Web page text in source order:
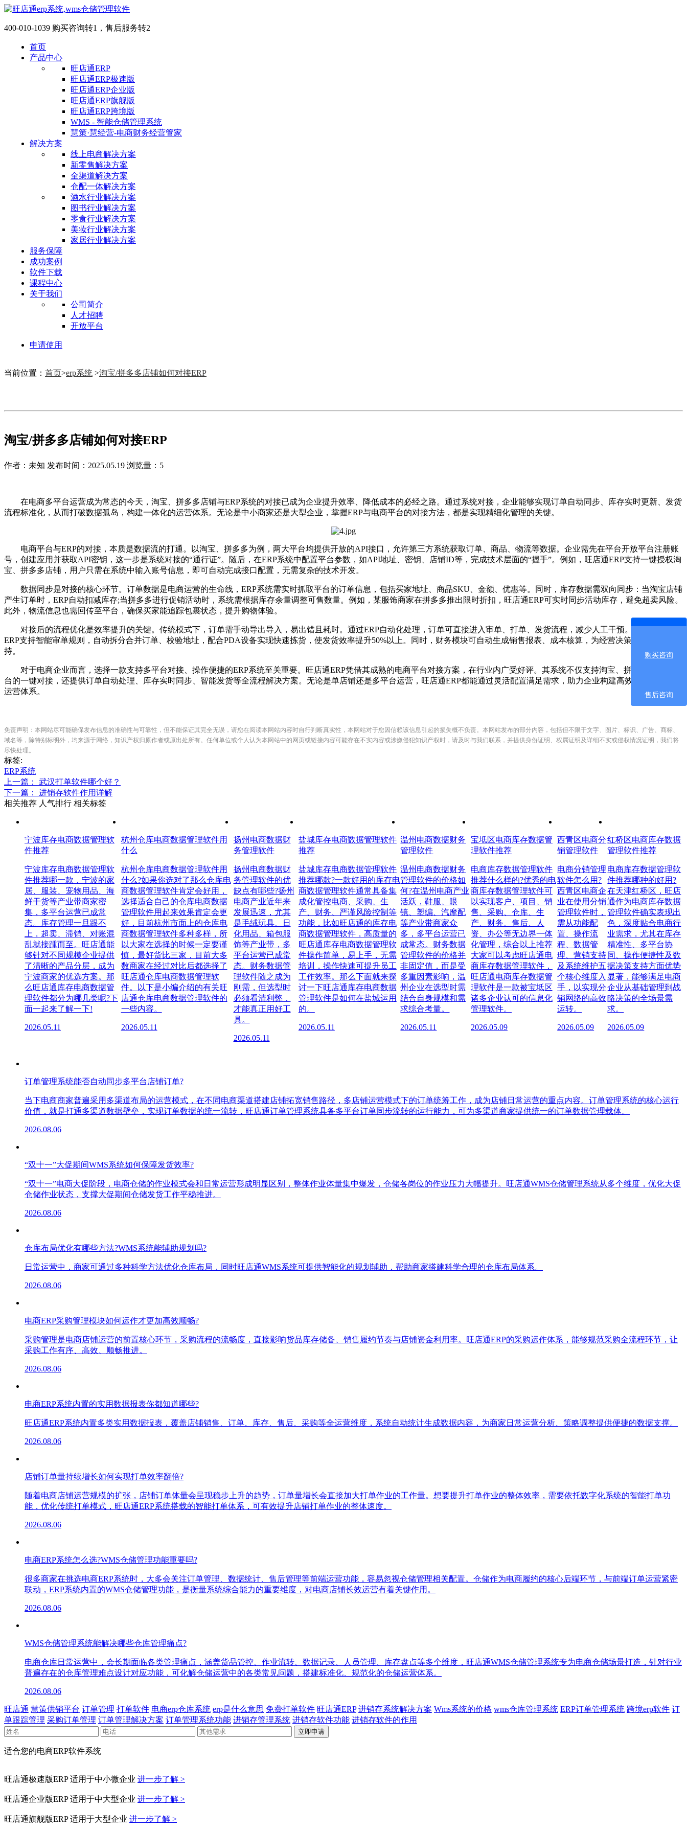
400-010-1039 购买咨询转1，售后服务转2
首页
产品中心
旺店通ERP
旺店通ERP极速版
旺店通ERP企业版
旺店通ERP旗舰版
旺店通ERP跨境版
WMS - 智能仓储管理系统
慧策·慧经营-电商财务经营管家
解决方案
线上电商解决方案
新零售解决方案
全渠道解决方案
仓配一体解决方案
酒水行业解决方案
图书行业解决方案
零食行业解决方案
美妆行业解决方案
家居行业解决方案
服务保障
成功案例
软件下载
课程中心
关于我们
公司简介
人才招聘
开放平台
申请使用
当前位置： 首页>erp系统 >淘宝/拼多多店铺如何对接ERP
淘宝/拼多多店铺如何对接ERP
作者：未知 发布时间：2025.05.19 浏览量：5
在电商多平台运营成为常态的今天，淘宝、拼多多店铺与ERP系统的对接已成为企业提升效率、降低成本的必经之路。通过系统对接，企业能够实现订单自动同步、库存实时更新、发货
流程标准化，从而打破数据孤岛，构建一体化的运营体系。无论是中小商家还是大型企业，掌握ERP与电商平台的对接方法，都是实现精细化管理的关键。
电商平台与ERP的对接，本质是数据流的打通。以淘宝、拼多多为例，两大平台均提供开放的API接口，允许第三方系统获取订单、商品、物流等数据。企业需先在平台开放平台注册账
号，创建应用并获取API密钥，这一步是系统对接的“通行证”。随后，在ERP系统中配置平台参数，如API地址、密钥、店铺ID等，完成技术层面的“握手”。例如，旺店通ERP支持一键授权淘
宝、拼多多店铺，用户只需在系统中输入账号信息，即可自动完成接口配置，无需复杂的技术开发。
数据同步是对接的核心环节。订单数据是电商运营的生命线，ERP系统需实时抓取平台的订单信息，包括买家地址、商品SKU、金额、优惠等。同时，库存数据需双向同步：当淘宝店铺
产生订单时，ERP自动扣减库存;当拼多多进行促销活动时，系统需根据库存余量调整可售数量。例如，某服饰商家在拼多多推出限时折扣，旺店通ERP可实时同步活动库存，避免超卖风险。
此外，物流信息也需回传至平台，确保买家能追踪包裹状态，提升购物体验。
对接后的流程优化是效率提升的关键。传统模式下，订单需手动导出导入，易出错且耗时。通过ERP自动化处理，订单可直接进入审单、打单、发货流程，减少人工干预。例如，旺店通
ERP支持智能审单规则，自动拆分合并订单、校验地址，配合PDA设备实现快速拣货，使发货效率提升50%以上。同时，财务模块可自动生成销售报表、成本核算，为经营决策提供数据支
持。
对于电商企业而言，选择一款支持多平台对接、操作便捷的ERP系统至关重要。旺店通ERP凭借其成熟的电商平台对接方案，在行业内广受好评。其系统不仅支持淘宝、拼多多等主流平
台的一键对接，还提供订单自动处理、库存实时同步、智能发货等全流程解决方案。无论是单店铺还是多平台运营，旺店通ERP都能通过灵活配置满足需求，助力企业构建高效、透明的电商
运营体系。
免责声明：本网站尽可能确保发布信息的准确性与可靠性，但不能保证其完全无误，请您在阅读本网站内容时自行判断真实性，本网站对于您因信赖该信息引起的损失概不负责。本网站发布的部分内容，包括但不限于文字、图片、标识、广告、商标、
域名等，除特别标明外，均来源于网络，知识产权归原作者或原出处所有。任何单位或个人认为本网站中的网页或链接内容可能存在不实内容或涉嫌侵犯知识产权时，请及时与我们联系，并提供身份证明、权属证明及详细不实或侵权情况证明，我们将
尽快处理。
标签:
ERP系统
上一篇： 武汉打单软件哪个好？
下一篇： 进销存软件作用详解
相关推荐 人气排行 相关标签
宁波库存电商数据管理软
件推荐
宁波库存电商数据管理软
件推荐哪一款，宁波的家
居、服装、宠物用品、海
鲜干货等产业带商家密
集，多平台运营已成常
态。库存管理一旦跟不
上，超卖、滞销、对账混
乱就接踵而至。旺店通能
够针对不同规模企业提供
了清晰的产品分层，成为
宁波商家的优选方案。那
么旺店通库存电商数据管
理软件都分为哪几类呢?下
面一起来了解一下!
2026.05.11
杭州仓库电商数据管理软件用
什么
杭州仓库电商数据管理软件用
什么?如果你选对了那么仓库电
商数据管理软件肯定会好用，
选择适合自己的仓库电商数据
管理软件用起来效果肯定会更
好，目前杭州市面上的仓库电
商数据管理软件多种多样，所
以大家在选择的时候一定要谨
慎，最好货比三家，目前大多
数商家在经过对比后都选择了
旺店通仓库电商数据管理软
件。以下是小编介绍的有关旺
店通仓库电商数据管理软件的
一些内容。
2026.05.11
扬州电商数据财
务管理软件
扬州电商数据财
务管理软件的优
缺点有哪些?扬州
电商产业近年来
发展迅速，尤其
是毛绒玩具、日
化用品、箱包服
饰等产业带，多
平台运营已成常
态。财务数据管
理软件随之成为
刚需，但选型时
必须看清利弊，
才能真正用好工
具。
2026.05.11
盐城库存电商数据管理软件
推荐
盐城库存电商数据管理软件
推荐哪款?一款好用的库存电
商数据管理软件通常具备集
成化管控电商、采购、生
产、财务、严谨风险控制等
功能，比如旺店通的库存电
商数据管理软件，高质量的
旺店通库存电商数据管理软
件操作简单，易上手，无需
培训，操作快速可提升员工
工作效率。那么下面就来探
讨一下旺店通库存电商数据
管理软件是如何在盐城运用
的。
2026.05.11
温州电商数据财务
管理软件
温州电商数据财务
管理软件的价格如
何?在温州电商产业
活跃，鞋服、眼
镜、塑编、汽摩配
等产业带商家众
多，多平台运营已
成常态。财务数据
管理软件的价格并
非固定值，而是受
多重因素影响，温
州企业在选型时需
结合自身规模和需
求综合考量。
2026.05.11
宝坻区电商库存数据管
理软件推荐
电商库存数据管理软件
推荐什么样的?优秀的电
商库存数据管理软件可
以实现客户、项目、销
售、采购、仓库、生
产、财务、售后、人
资、办公等无边界一体
化管理，综合以上推荐
大家可以考虑旺店通电
商库存数据管理软件，
旺店通电商库存数据管
理软件是一款被宝坻区
诸多企业认可的信息化
管理软件。
2026.05.09
西青区电商分
销管理软件
电商分销管理
软件怎么用?
西青区电商企
业在使用分销
管理软件时，
需从功能配
置、操作流
程、数据管
理、营销支持
及系统维护五
个核心维度入
手，以实现分
销网络的高效
运转。
2026.05.09
红桥区电商库存数据
管理软件推荐
电商库存数据管理软
件推荐哪种的好用?
在天津红桥区，旺店
通作为电商库存数据
管理软件确实表现出
色，深度贴合电商行
业需求，尤其在库存
精准性、多平台协
同、操作便捷性及数
据决策支持方面优势
显著，能够满足电商
企业从基础管理到战
略决策的全场景需
求。
2026.05.09
订单管理系统能否自动同步多平台店铺订单?
当下电商商家普遍采用多渠道布局的运营模式，在不同电商渠道搭建店铺拓宽销售路径，多店铺运营模式下的订单统筹工作，成为店铺日常运营的重点内容。订单管理系统的核心运行
价值，就是打通多渠道数据壁垒，实现订单数据的统一流转，旺店通订单管理系统具备多平台订单同步流转的运行能力，可为多渠道商家提供统一的订单数据管理载体。
2026.08.06
“双十一”大促期间WMS系统如何保障发货效率?
“双十一”电商大促阶段，电商仓储的作业模式会和日常运营形成明显区别，整体作业体量集中爆发，仓储各岗位的作业压力大幅提升。旺店通WMS仓储管理系统从多个维度，优化大促
仓储作业状态，支撑大促期间仓储发货工作平稳推进。
2026.08.06
仓库布局优化有哪些方法?WMS系统能辅助规划吗?
日常运营中，商家可通过多种科学方法优化仓库布局，同时旺店通WMS系统可提供智能化的规划辅助，帮助商家搭建科学合理的仓库布局体系。
2026.08.06
电商ERP采购管理模块如何运作才更加高效顺畅?
采购管理是电商店铺运营的前置核心环节，采购流程的流畅度，直接影响货品库存储备、销售履约节奏与店铺资金利用率。旺店通ERP的采购运作体系，能够规范采购全流程环节，让
采购工作有序、高效、顺畅推进。
2026.08.06
电商ERP系统内置的实用数据报表你都知道哪些?
旺店通ERP系统内置多类实用数据报表，覆盖店铺销售、订单、库存、售后、采购等全运营维度，系统自动统计生成数据内容，为商家日常运营分析、策略调整提供便捷的数据支撑。
2026.08.06
店铺订单量持续增长如何实现打单效率翻倍?
随着电商店铺运营规模的扩张，店铺订单体量会呈现稳步上升的趋势，订单量增长会直接加大打单作业的工作量。想要提升打单作业的整体效率，需要依托数字化系统的智能打单功
能，优化传统打单模式，旺店通ERP系统搭载的智能打单体系，可有效提升店铺打单作业的整体速度。
2026.08.06
电商ERP系统怎么选?WMS仓储管理功能重要吗?
很多商家在挑选电商ERP系统时，大多会关注订单管理、数据统计、售后管理等前端运营功能，容易忽视仓储管理相关配置。仓储作为电商履约的核心后端环节，与前端订单运营紧密
联动，ERP系统内置的WMS仓储管理功能，是衡量系统综合能力的重要维度，对电商店铺长效运营有着关键作用。
2026.08.06
WMS仓储管理系统能解决哪些仓库管理痛点?
电商仓库日常运营中，会长期面临各类管理痛点，涵盖货品管控、作业流转、数据记录、人员管理、库存盘点等多个维度，旺店通WMS仓储管理系统专为电商仓储场景打造，针对行业
普遍存在的仓库管理难点设计对应功能，可化解仓储运营中的各类常见问题，搭建标准化、规范化的仓储运营体系。
2026.08.06
旺店通 慧策供销平台 订单管理 打单软件 电商erp仓库系统 erp是什么意思 免费打单软件 旺店通ERP 进销存系统解决方案 Wms系统的价格 wms仓库管理系统 ERP订单管理系统 跨境erp软件 订
单跟踪管理 采购订单管理 订单管理解决方案 订单管理系统功能 进销存管理系统 进销存软件功能 进销存软件的作用
立即申请
适合您的电商ERP软件系统
旺店通极速版ERP 适用于中小微企业 进一步了解 >
旺店通企业版ERP 适用于中大型企业 进一步了解 >
旺店通旗舰版ERP 适用于大型企业 进一步了解 >
购买咨询
售后咨询